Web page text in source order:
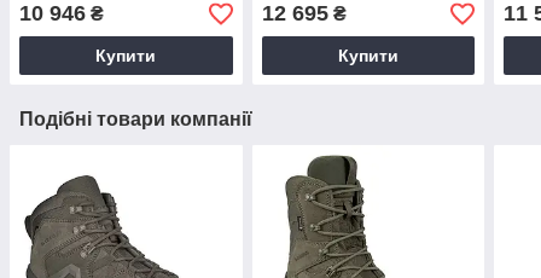
10 946 ₴
Купити
12 695₴
Купити
11
Подібні товари компанії